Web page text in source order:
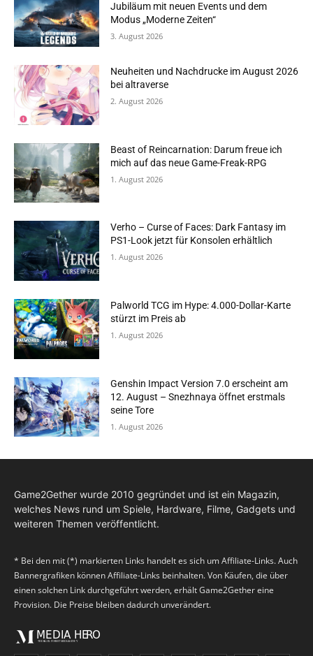
Jubiläum mit neuen Events und dem
Modus „Moderne Zeiten“
3. August 2026
Neuheiten und Nachdrucke im August 2026
bei altraverse
2. August 2026
Beast of Reincarnation: Darum freue ich
mich auf das neue Game-Freak-RPG
1. August 2026
Verho – Curse of Faces: Dark Fantasy im
PS1-Look jetzt für Konsolen erhältlich
1. August 2026
Palworld TCG im Hype: 4.000-Dollar-Karte
stürzt im Preis ab
1. August 2026
Genshin Impact Version 7.0 erscheint am
12. August – Snezhnaya öffnet erstmals
seine Tore
1. August 2026
Game2Gether wurde 2010 gegründet und ist ein Magazin,
welches News rund um Spiele, Hardware, Filme, Gadgets und
weiteren Themen veröffentlicht.
* Bei den mit (*) markierten Links handelt es sich um Affiliate-Links. Auch
Bannergrafiken können Affiliate-Links beinhalten. Von Käufen, die über
einen solchen Link durchgeführt werden, erhält Game2Gether eine
Provision. Die Preise bleiben dadurch unverändert.